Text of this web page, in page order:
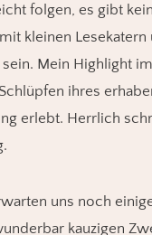
folgen, es gibt
kleinen
sein. Mein Highlight
ihres
erlebt. Herrlich
uns noch
kauzigen